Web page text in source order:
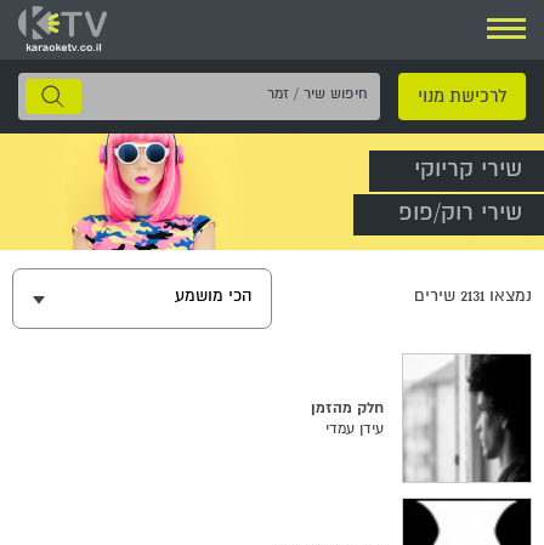
ניווט
לרכישת מנוי
חיפוש
שיר
שירי קריוקי
שירי רוק/פופ
נמצאו 2131 שירים הכי מושמע
חלק מהזמן
עידן עמדי